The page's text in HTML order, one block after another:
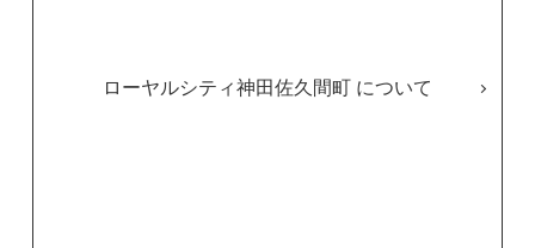
ローヤルシティ神田佐久間町